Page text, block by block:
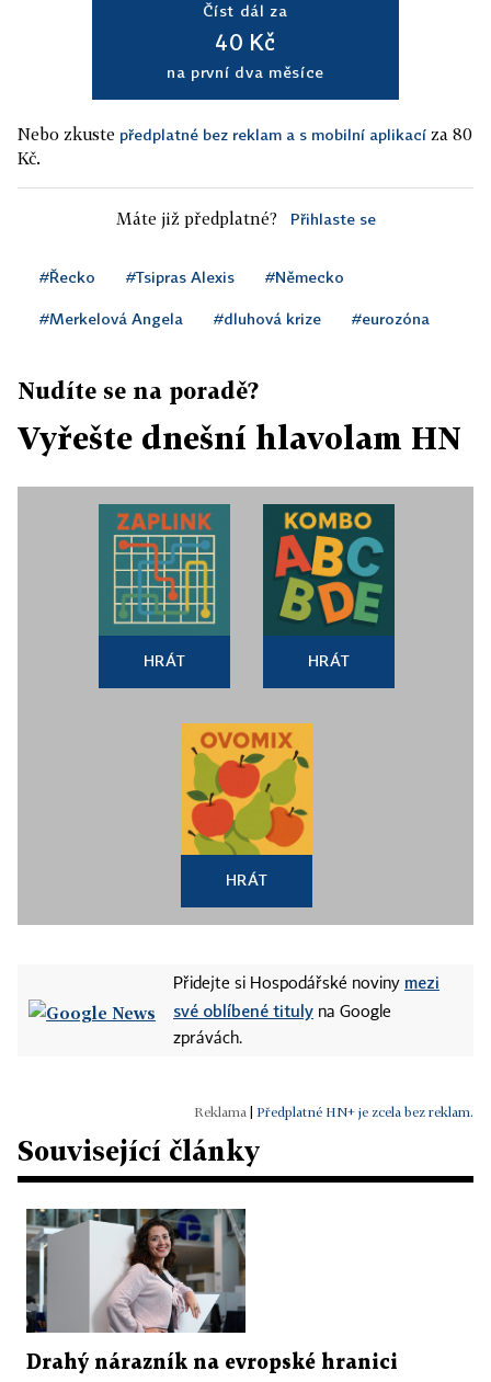
Číst dál za
40 Kč
na první dva měsíce
Nebo zkuste předplatné bez reklam a s mobilní aplikací za 80
Kč.
Máte již předplatné? Přihlaste se
#Řecko #Tsipras Alexis #Německo
#Merkelová Angela #dluhová krize #eurozóna
Nudíte se na poradě?
Vyřešte dnešní hlavolam HN
HRÁT HRÁT
HRÁT
Přidejte si Hospodářské noviny mezi
své oblíbené tituly na Google
zprávách.
Předplatné HN+ je zcela bez reklam.
Související články
Drahý nárazník na evropské hranici